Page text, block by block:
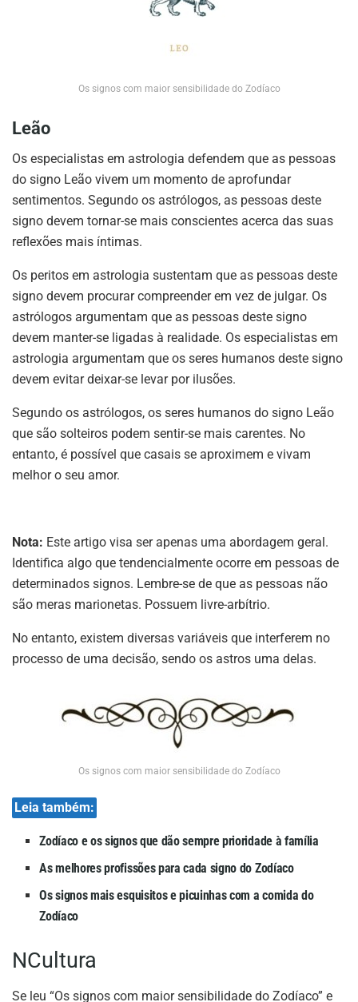
Os signos com maior sensibilidade do Zodíaco
Leão
Os especialistas em astrologia defendem que as pessoas
do signo Leão vivem um momento de aprofundar
sentimentos. Segundo os astrólogos, as pessoas deste
signo devem tornar-se mais conscientes acerca das suas
reflexões mais íntimas.
Os peritos em astrologia sustentam que as pessoas deste
signo devem procurar compreender em vez de julgar. Os
astrólogos argumentam que as pessoas deste signo
devem manter-se ligadas à realidade. Os especialistas em
astrologia argumentam que os seres humanos deste signo
devem evitar deixar-se levar por ilusões.
Segundo os astrólogos, os seres humanos do signo Leão
que são solteiros podem sentir-se mais carentes. No
entanto, é possível que casais se aproximem e vivam
melhor o seu amor.
Nota: Este artigo visa ser apenas uma abordagem geral.
Identifica algo que tendencialmente ocorre em pessoas de
determinados signos. Lembre-se de que as pessoas não
são meras marionetas. Possuem livre-arbítrio.
No entanto, existem diversas variáveis que interferem no
processo de uma decisão, sendo os astros uma delas.
Os signos com maior sensibilidade do Zodíaco
Leia também:
Zodíaco e os signos que dão sempre prioridade à família
As melhores profissões para cada signo do Zodíaco
Os signos mais esquisitos e picuinhas com a comida do
Zodíaco
NCultura
Se leu “Os signos com maior sensibilidade do Zodíaco” e